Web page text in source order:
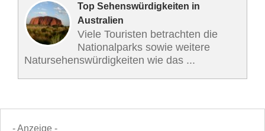
Top Sehenswürdigkeiten in
Australien
Viele Touristen betrachten die
Nationalparks sowie weitere
Natursehenswürdigkeiten wie das ...
- Anzeige -